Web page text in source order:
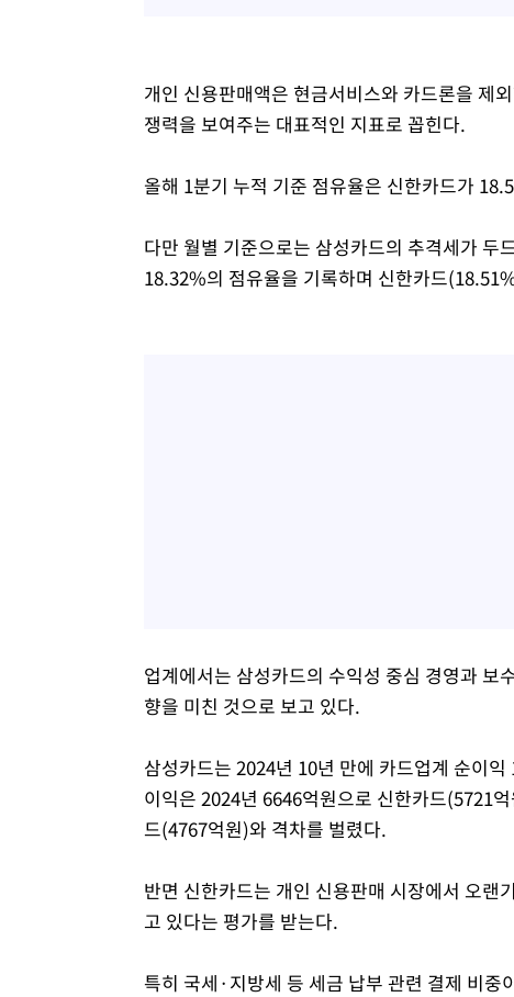
개인 신용판매액은 현금서비스와 카드론을 제
쟁력을 보여주는 대표적인 지표로 꼽힌다.
올해 1분기 누적 기준 점유율은 신한카드가
다만 월별 기준으로는 삼성카드의 추격세가
18.32%의 점유율을 기록하며 신한카드
업계에서는 삼성카드의 수익성 중심 경영과 보
향을 미친 것으로 보고 있다.
삼성카드는 2024년 10년 만에 카드업계 순이
이익은 2024년 6646억원으로 신한카드(5721
드(4767억원)와 격차를 벌렸다.
반면 신한카드는 개인 신용판매 시장에서 오랜
고 있다는 평가를 받는다.
특히 국세·지방세 등 세금 납부 관련 결제 비중